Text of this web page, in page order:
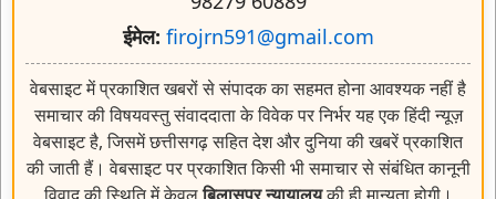
ईमेल: firojrn591@gmail.com
वेबसाइट में प्रकाशित खबरों से संपादक का सहमत होना आवश्यक नहीं है
समाचार की विषयवस्तु संवाददाता के विवेक पर निर्भर यह एक हिंदी न्यूज़
वेबसाइट है, जिसमें छत्तीसगढ़ सहित देश और दुनिया की खबरें प्रकाशित
की जाती हैं। वेबसाइट पर प्रकाशित किसी भी समाचार से संबंधित कानूनी